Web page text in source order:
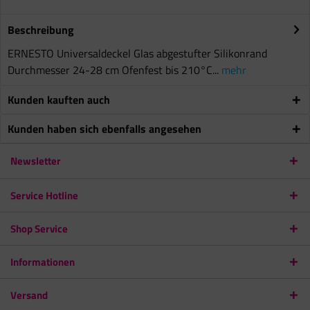
Beschreibung
ERNESTO Universaldeckel Glas abgestufter Silikonrand
Durchmesser 24-28 cm Ofenfest bis 210°C... mehr
Kunden kauften auch
Kunden haben sich ebenfalls angesehen
Newsletter
Service Hotline
Shop Service
Informationen
Versand